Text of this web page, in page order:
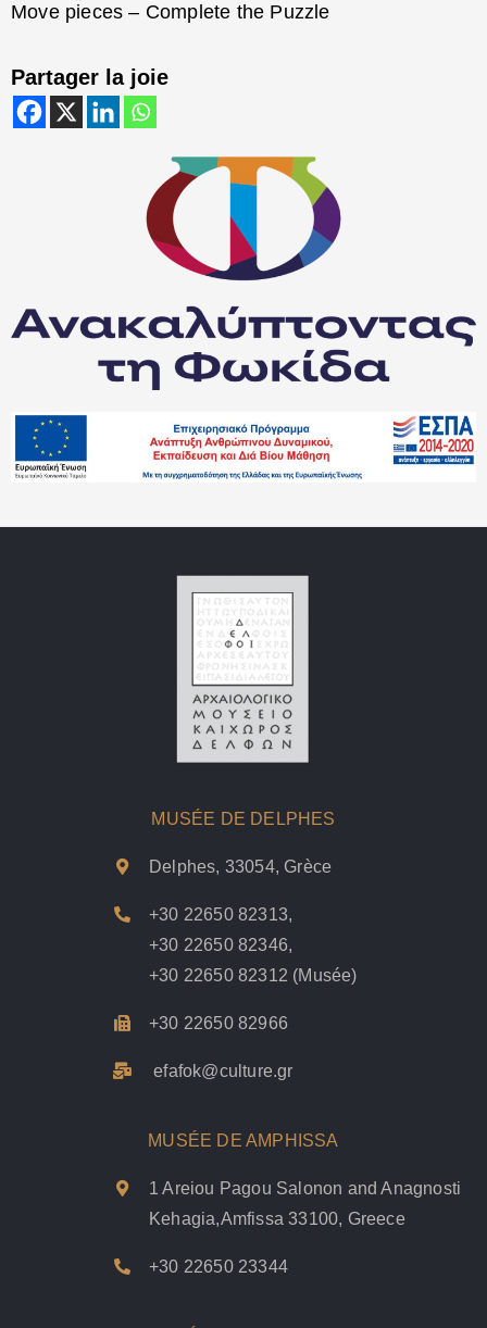
Move pieces – Complete the Puzzle
Partager la joie
MUSÉE DE DELPHES
Delphes, 33054, Grèce
+30 22650 82313,
+30 22650 82346,
+30 22650 82312 (Musée)
+30 22650 82966
efafok@culture.gr
MUSÉE DE AMPHISSA
1 Areiou Pagou Salonon and Anagnosti
Kehagia,Amfissa 33100, Greece
+30 22650 23344